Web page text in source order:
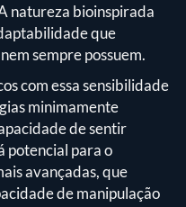
natureza bioinspirada
que
sempre possuem.
com essa sensibilidade
minimamente
de sentir
potencial para o
avançadas, que
de manipulação